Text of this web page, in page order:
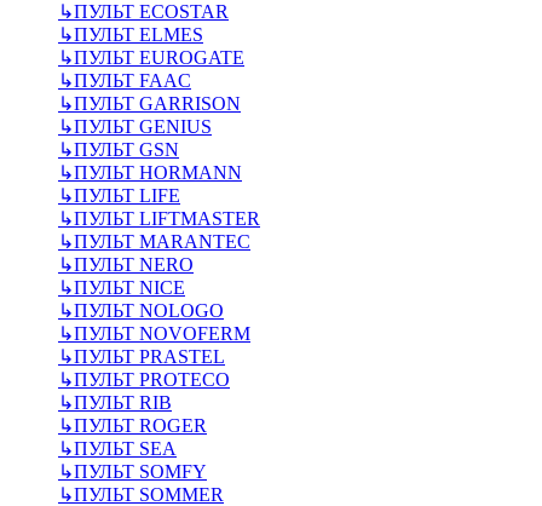
↳ПУЛЬТ ECOSTAR
↳ПУЛЬТ ELMES
↳ПУЛЬТ EUROGATE
↳ПУЛЬТ FAAC
↳ПУЛЬТ GARRISON
↳ПУЛЬТ GENIUS
↳ПУЛЬТ GSN
↳ПУЛЬТ HORMANN
↳ПУЛЬТ LIFE
↳ПУЛЬТ LIFTMASTER
↳ПУЛЬТ MARANTEC
↳ПУЛЬТ NERO
↳ПУЛЬТ NICE
↳ПУЛЬТ NOLOGO
↳ПУЛЬТ NOVOFERM
↳ПУЛЬТ PRASTEL
↳ПУЛЬТ PROTECO
↳ПУЛЬТ RIB
↳ПУЛЬТ ROGER
↳ПУЛЬТ SEA
↳ПУЛЬТ SOMFY
↳ПУЛЬТ SOMMER